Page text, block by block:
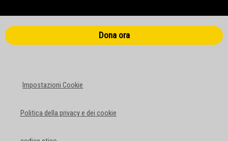
Dona ora
Impostazioni Cookie
Politica della privacy e dei cookie